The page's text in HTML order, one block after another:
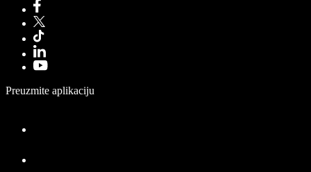
Preuzmite aplikaciju